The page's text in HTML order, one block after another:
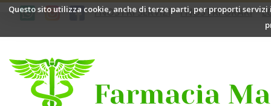
Passa
Questo sito utilizza cookie, anche di terze parti, per proporti
I NOSTRI SERVIZI I NOSTRI ORARI
Mazzini
Bologna